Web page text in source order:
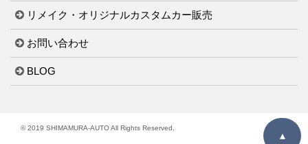
リメイク・オリジナルカスタムカー販売
お問い合わせ
BLOG
© 2019 SHIMAMURA-AUTO All Rights Reserved.
▲